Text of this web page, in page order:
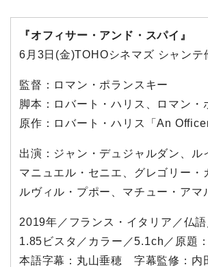
『オフィサー・アンド・スパイ』
6月3日(金)TOHOシネマズ シャンテ
監督：ロマン・ポランスキー
脚本：ロバート・ハリス、ロマン・
原作：ロバート・ハリス「An
出演：ジャン・デュジャルダン、ル
マニュエル・セニエ、グレゴリー・
ルヴィル・プポー、マチュー・アマ
2019年／フランス・イタリア／仏
1.85ビスタ／カラー／5.1ch／原題
本語字幕：丸山垂穂 字幕監修：内